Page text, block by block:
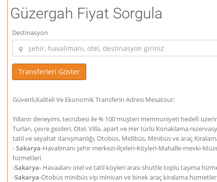
Güzergah Fiyat Sorgula
Destinasyon
Güvenli,Kaliteli Ve Ekonomik Transferin Adresi Mesatour;
Yılların deneyimi, tecrübesi ile % 100 müşteri memnuniyeti hedefi
Turları, çevre gezileri, Otel, Villa, apart ve Her türlü Konaklama
tatil ve seyahat danışmanlığı, Otobüs, Midibüs, Minibüs ve araç
-Sakarya-Havalimanı şehir merkezi-ilçeleri-Köyleri-Mahalle-mevki-
hizmetleri
-Sakarya- Havaalanı otel ve tatil köyleri arası shuttle toplu taşıma
-Sakarya-Otobüs minibüs vip minivan ve binek araç kiralama